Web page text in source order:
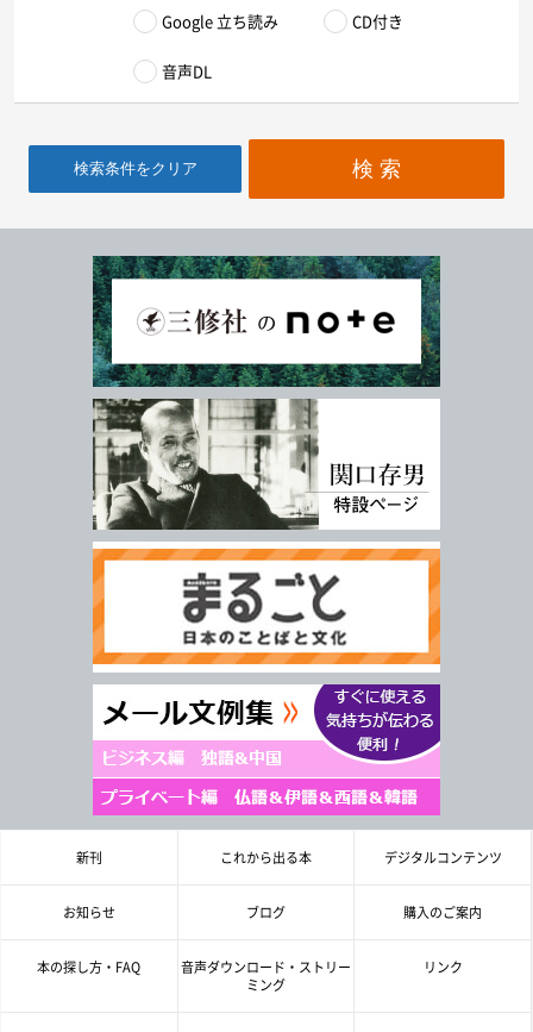
Google 立ち読み CD付き
音声DL
検索条件をクリア 検 索
新刊 これから出る本 デジタルコンテンツ
お知らせ ブログ 購入のご案内
本の探し方・FAQ
音声ダウンロード・ストリー
ミング
リンク